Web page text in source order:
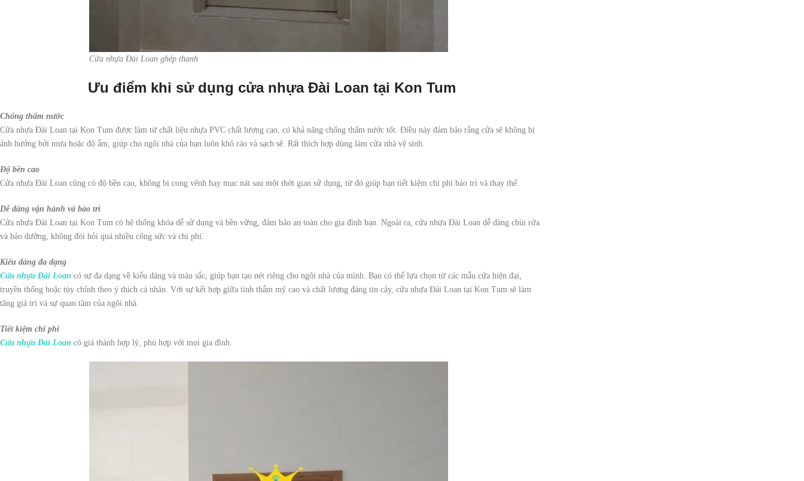
Cửa nhựa Đài Loan ghép thanh
Ưu điểm khi sử dụng cửa nhựa Đài Loan tại Kon Tum
Chống thấm nước
Cửa nhựa Đài Loan tại Kon Tum được làm từ chất liệu nhựa PVC chất lượng cao, có khả năng chống thấm nước tốt. Điều này đảm bảo rằng cửa sẽ không bị
ảnh hưởng bởi mưa hoặc độ ẩm, giúp cho ngôi nhà của bạn luôn khô ráo và sạch sẽ. Rất thích hợp dùng làm cửa nhà vệ sinh.
Độ bền cao
Cửa nhựa Đài Loan cũng có độ bền cao, không bị cong vênh hay mục nát sau một thời gian sử dụng, từ đó giúp bạn tiết kiệm chi phí bảo trì và thay thế.
Dễ dàng vận hành và bảo trì
Cửa nhựa Đài Loan tại Kon Tum có hệ thống khóa dễ sử dụng và bền vững, đảm bảo an toàn cho gia đình bạn. Ngoài ra, cửa nhựa Đài Loan dễ dàng chùi rửa
và bảo dưỡng, không đòi hỏi quá nhiều công sức và chi phí.
Kiểu dáng đa dạng
Cửa nhựa Đài Loan có sự đa dạng về kiểu dáng và màu sắc, giúp bạn tạo nét riêng cho ngôi nhà của mình. Bạn có thể lựa chọn từ các mẫu cửa hiện đại,
truyền thống hoặc tùy chỉnh theo ý thích cá nhân. Với sự kết hợp giữa tính thẩm mỹ cao và chất lượng đáng tin cậy, cửa nhựa Đài Loan tại Kon Tum sẽ làm
tăng giá trị và sự quan tâm của ngôi nhà.
Tiết kiệm chi phí
Cửa nhựa Đài Loan có giá thành hợp lý, phù hợp với mọi gia đình.